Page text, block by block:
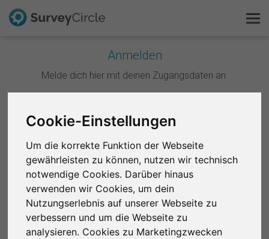
Cookie-Einstellungen
Um die korrekte Funktion der Webseite
gewährleisten zu können, nutzen wir technisch
notwendige Cookies. Darüber hinaus
verwenden wir Cookies, um dein
Nutzungserlebnis auf unserer Webseite zu
verbessern und um die Webseite zu
analysieren. Cookies zu Marketingzwecken
Anmelden
Melde dich hier mit deinen Zugangsdaten an.
Weiter mit Google
Weiter mit Facebook
ODER
E-Mail
Das ist SurveyCircle
FAQ
Kostenlos registrieren
Anmelden